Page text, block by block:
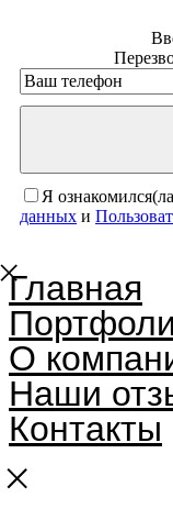
Я
данных и
Главная
О
Наши
Контакты